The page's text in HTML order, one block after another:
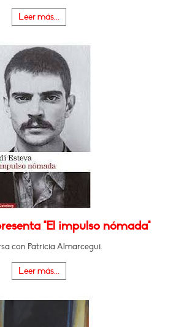
Leer más...
"El impulso nómada"
con Patricia Almarcegui.
Leer más...